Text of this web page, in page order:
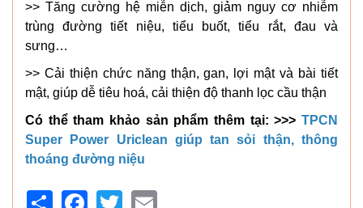
>> Tăng cường hệ miễn dịch, giảm nguy cơ nhiễm
trùng đường tiết niệu, tiểu buốt, tiểu rắt, đau và
sưng…
>> Cải thiện chức năng thận, gan, lợi mật và bài tiết
mật, giúp dễ tiêu hoá, cải thiện độ thanh lọc cầu thận
Có thể tham khảo sản phẩm thêm tại: >>> TPCN
Super Power Uriclean giúp tan sỏi thận, thông
thoáng đường niệu
Share FacebookTwitter